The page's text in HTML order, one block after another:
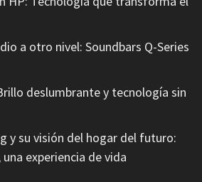
a otro nivel: Soundbars Q-Series
deslumbrante y tecnología sin
y su visión del hogar del futuro:
experiencia de vida